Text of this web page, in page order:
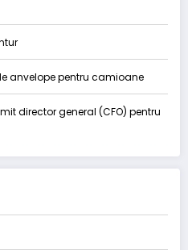
anvelope pentru camioane
director general (CFO) pentru